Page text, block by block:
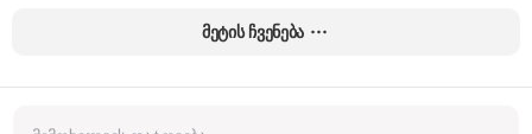
მეტის ჩვენება